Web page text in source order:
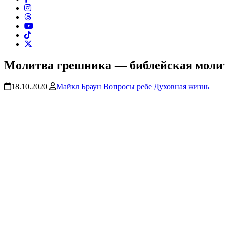
Молитва грешника — библейская
18.10.2020 Майкл Браун Вопросы ребе Духовная жизнь